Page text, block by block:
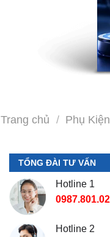
Phụ
0987.801.029
Hotline 2
0949.60.3979
Địa Chỉ Shop